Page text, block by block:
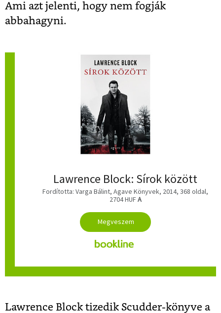
Ami azt jelenti, hogy nem fogják
abbahagyni.
Lawrence Block: Sírok között
Fordította: Varga Bálint, Agave Könyvek, 2014, 368 oldal,
2704 HUF A
Lawrence Block tizedik Scudder-könyve a